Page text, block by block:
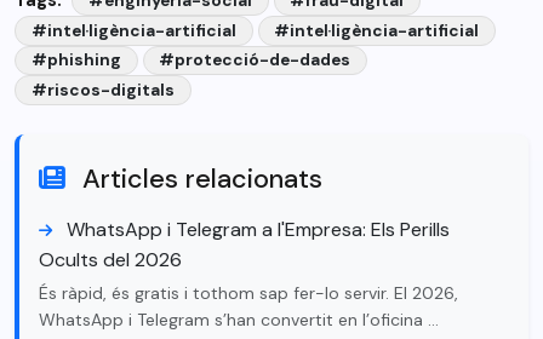
#intel·ligència-artificial
#intel·ligència-artificial
#phishing
#protecció-de-dades
#riscos-digitals
Articles relacionats
WhatsApp i Telegram a l'Empresa: Els Perills
Ocults del 2026
És ràpid, és gratis i tothom sap fer-lo servir. El 2026,
WhatsApp i Telegram s’han convertit en l’oficina …